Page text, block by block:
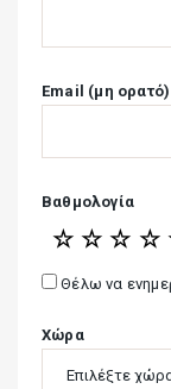
Email (μη ορατό)
Βαθμολογία
☆
☆
☆
☆
Θέλω να
Χώρα